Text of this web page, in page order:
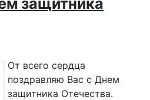
От всего сердца
поздравляю Вас с Днем
защитника Отечества.